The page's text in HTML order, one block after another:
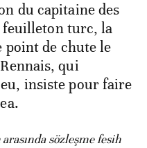
du capitaine des
feuilleton turc, la
point de chute le
qui
insiste pour faire
sözleşme fesih